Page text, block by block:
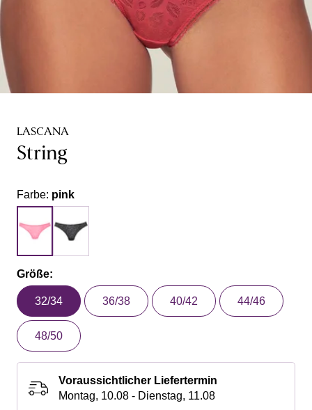
LASCANA
String
Farbe: pink
Größe:
32/34 36/38 40/42 44/46
48/50
Voraussichtlicher Liefertermin
Montag, 10.08 - Dienstag, 11.08